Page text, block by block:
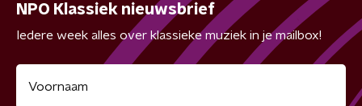
NPO Klassiek nieuwsbrief
Iedere week alles over klassieke muziek in je mailbox!